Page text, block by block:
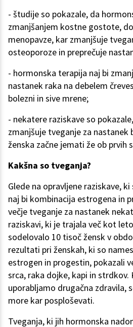
- študije so pokazale, da
zmanjšanjem kostne gostote,
menopavze, kar zmanjšuje
osteoporoze in preprečuje
- hormonska terapija naj bi
nastanek raka na debelem
bolezni in sive mrene;
- nekatere raziskave so
zmanjšuje tveganje za nastanek
ženska začne jemati že ob prvih
Kakšna so tveganja?
Glede na opravljene raziskave,
naj bi kombinacija estrogena in
večje tveganje za nastanek
raziskavi, ki je trajala več kot
sodelovalo 10 tisoč žensk v
rezultati pri ženskah, ki so
estrogen in progestin, pokazali
srca, raka dojke, kapi in strdkov.
uporabljamo drugačna zdravila,
more kar posploševati.
Tveganja, ki jih hormonska